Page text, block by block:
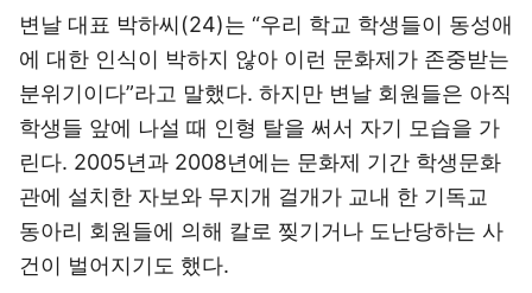
변날 대표 박하씨(24)는 “우리 학교 학생들이 동성애
에 대한 인식이 박하지 않아 이런 문화제가 존중받는
분위기이다”라고 말했다. 하지만 변날 회원들은 아직
학생들 앞에 나설 때 인형 탈을 써서 자기 모습을 가
린다. 2005년과 2008년에는 문화제 기간 학생문화
관에 설치한 자보와 무지개 걸개가 교내 한 기독교
동아리 회원들에 의해 칼로 찢기거나 도난당하는 사
건이 벌어지기도 했다.